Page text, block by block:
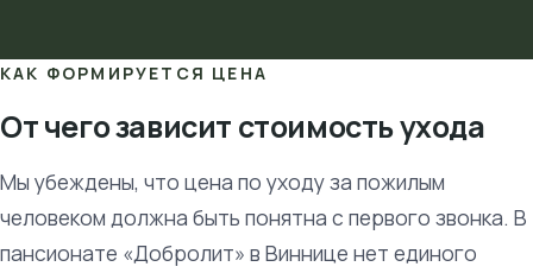
КАК ФОРМИРУЕТСЯ ЦЕНА
От чего зависит стоимость ухода
Мы убеждены, что цена по уходу за пожилым
человеком должна быть понятна с первого звонка. В
пансионате «Добролит» в Виннице нет единого